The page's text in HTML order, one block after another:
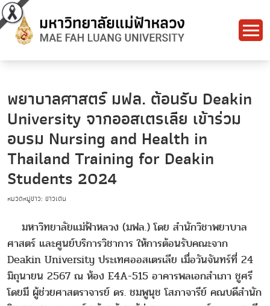
พยาบาลศาสตร์ มฟล. ต้อนรับ Deakin
University จากออสเตรเลีย เข้าร่วม
อบรม Nursing and Health in
Thailand Training for Deakin
Students 2024
หมวดหมู่ข่าว: ข่าวเด่น
มหาวิทยาลัยแม่ฟ้าหลวง (มฟล.) โดย สำนักวิชาพยาบาล
ศาสตร์ และศูนย์บริการวิชาการ ให้การต้อนรับคณะจาก
Deakin University ประเทศออสเตรเลีย เมื่อวันจันทร์ที่ 24
มิถุนายน 2567 ณ ห้อง E4A-515 อาคารพลเอกสำเภา ชูศรี
โดยมี ผู้ช่วยศาสตราจารย์ ดร. ชมพูนุช โสภาจารีย์ คณบดีสำนัก